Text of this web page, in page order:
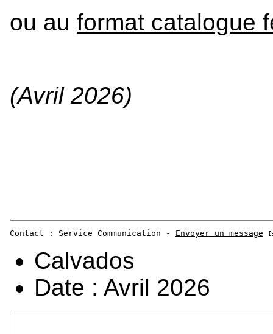
ou au format catalogue
(Avril 2026)
Contact : Service Communication - Envoyer un message
Calvados
Date : Avril 2026